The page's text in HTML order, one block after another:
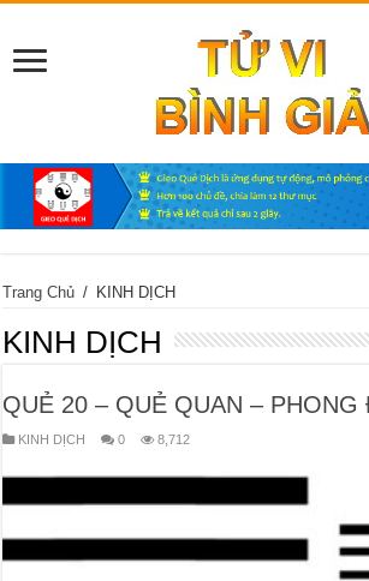
Trang Chủ / KINH DỊCH
KINH DỊCH
QUẺ 20 – QUẺ QUAN – PHONG
KINH DỊCH 0 8,712